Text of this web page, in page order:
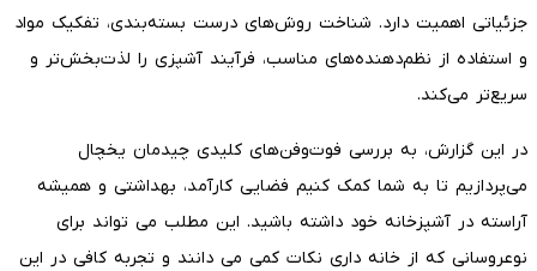
جزئیاتی اهمیت دارد. شناخت روش‌های درست بسته‌بندی، تفکیک مواد
و استفاده از نظم‌دهنده‌های مناسب، فرآیند آشپزی را لذت‌بخش‌تر و
سریع‌تر می‌کند.
در این گزارش، به بررسی فوت‌وفن‌های کلیدی چیدمان یخچال
می‌پردازیم تا به شما کمک کنیم فضایی کارآمد، بهداشتی و همیشه
آراسته در آشپزخانه خود داشته باشید. این مطلب می تواند برای
نوعروسانی که از خانه داری نکات کمی می دانند و تجربه کافی در این